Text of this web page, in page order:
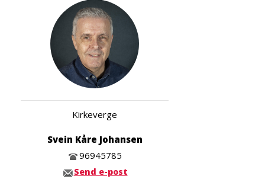
Kirkeverge
Svein Kåre Johansen
96945785
Send e-post